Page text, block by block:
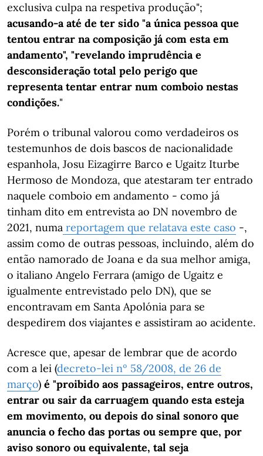
exclusiva culpa na respetiva produção";
acusando-a até de ter sido "a única pessoa que
tentou entrar na composição já com esta em
andamento", "revelando imprudência e
desconsideração total pelo perigo que
representa tentar entrar num comboio nestas
condições."
Porém o tribunal valorou como verdadeiros os
testemunhos de dois bascos de nacionalidade
espanhola, Josu Eizagirre Barco e Ugaitz Iturbe
Hermoso de Mondoza, que atestaram ter entrado
naquele comboio em andamento - como já
tinham dito em entrevista ao DN novembro de
2021, numa reportagem que relatava este caso -,
assim como de outras pessoas, incluindo, além do
então namorado de Joana e da sua melhor amiga,
o italiano Angelo Ferrara (amigo de Ugaitz e
igualmente entrevistado pelo DN), que se
encontravam em Santa Apolónia para se
despedirem dos viajantes e assistiram ao acidente.
Acresce que, apesar de lembrar que de acordo
com a lei (decreto-lei nº 58/2008, de 26 de
março) é "proibido aos passageiros, entre outros,
entrar ou sair da carruagem quando esta esteja
em movimento, ou depois do sinal sonoro que
anuncia o fecho das portas ou sempre que, por
aviso sonoro ou equivalente, tal seja